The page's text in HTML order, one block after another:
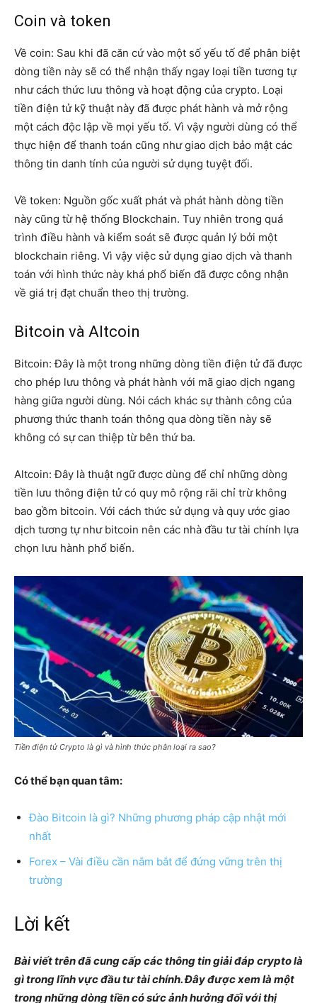
Coin và token
Về coin: Sau khi đã căn cứ vào một số yếu tố để phân biệt
dòng tiền này sẽ có thể nhận thấy ngay loại tiền tương tự
như cách thức lưu thông và hoạt động của crypto. Loại
tiền điện tử kỹ thuật này đã được phát hành và mở rộng
một cách độc lập về mọi yếu tố. Vì vậy người dùng có thể
thực hiện để thanh toán cũng như giao dịch bảo mật các
thông tin danh tính của người sử dụng tuyệt đối.
Về token: Nguồn gốc xuất phát và phát hành dòng tiền
này cũng từ hệ thống Blockchain. Tuy nhiên trong quá
trình điều hành và kiểm soát sẽ được quản lý bởi một
blockchain riêng. Vì vậy việc sử dụng giao dịch và thanh
toán với hình thức này khá phổ biến đã được công nhận
về giá trị đạt chuẩn theo thị trường.
Bitcoin và Altcoin
Bitcoin: Đây là một trong những dòng tiền điện tử đã được
cho phép lưu thông và phát hành với mã giao dịch ngang
hàng giữa người dùng. Nói cách khác sự thành công của
phương thức thanh toán thông qua dòng tiền này sẽ
không có sự can thiệp từ bên thứ ba.
Altcoin: Đây là thuật ngữ được dùng để chỉ những dòng
tiền lưu thông điện tử có quy mô rộng rãi chỉ trừ không
bao gồm bitcoin. Với cách thức sử dụng và quy ước giao
dịch tương tự như bitcoin nên các nhà đầu tư tài chính lựa
chọn lưu hành phổ biến.
Tiền điện tử Crypto là gì và hình thức phân loại ra sao?
Có thể bạn quan tâm:
Đào Bitcoin là gì? Những phương pháp cập nhật mới
nhất
Forex – Vài điều cần nắm bắt để đứng vững trên thị
trường
Lời kết
Bài viết trên đã cung cấp các thông tin giải đáp crypto là
gì trong lĩnh vực đầu tư tài chính. Đây được xem là một
trong những dòng tiền có sức ảnh hưởng đối với thị